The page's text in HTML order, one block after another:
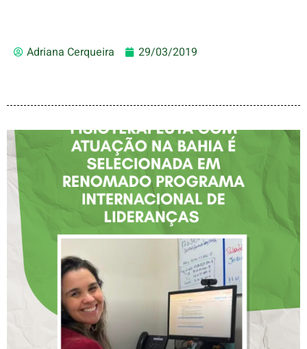
Adriana Cerqueira 29/03/2019
FISIOTERAPEUTA COM
ATUAÇÃO NA BAHIA É
SELECIONADA EM
RENOMADO PROGRAMA
INTERNACIONAL DE
LIDERANÇAS